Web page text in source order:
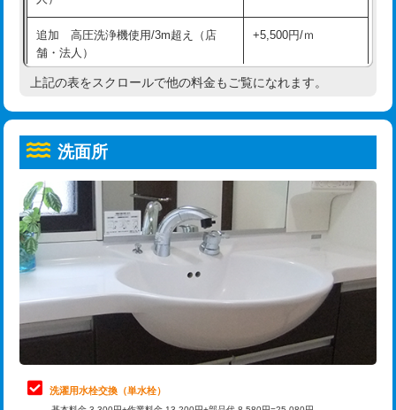
コンクリート斫り（厚さ10㎝超え）
モルタル補修（厚さ10㎝まで） 27,500円
モルタル補修（厚さ10㎝超え） 38,500円
洗面台設置 38,500円
追加人工
廃棄・処分 現場見積
※給水管工事は20mmまでの価格です。
給水管工事※（ホール加工)
給水管工事※（バンド止め) 3,300円
給水管工事※（支持金具設置) 5,500円
給水管工事※（保温材使用（バンド止
め込み）)
5,500円
給水管工事※（土の掘削・埋め戻し作
業)
11,000円
給水管工事※（塩ビ管（VP・HI）使
用/3ｍまで)
33,000円
給水管工事※（塩ビ管（VP・HI）使
用（追加）/3ｍ超え)
給水管工事※（ライニング鋼管・銅
管・ポリ管・HT管使用/3ｍまで)
44,000円
給水管工事※（ライニング鋼管・銅
管・ポリ管・HT管使用/3ｍ超え)
追加 高圧洗浄機使用/3m超え（店
舗・法人）
+5,500円/ｍ
高度高圧洗浄換 現地調査
トーラー機使用/3mまで
追加トーラー機使用/3m超え +3,300円
カメラ調査 33,000円
桝清掃
止水・漏水調査・防水処理・清掃・修
理・調整・分解・加工など（軽作業）
11,000円
止水・漏水調査・防水処理・清掃・修
理・調整・分解・加工など（中作業）
22,000円
上記の表をスクロールで他の料金もご覧になれます。
洗面所
洗濯用水栓交換（単水栓）